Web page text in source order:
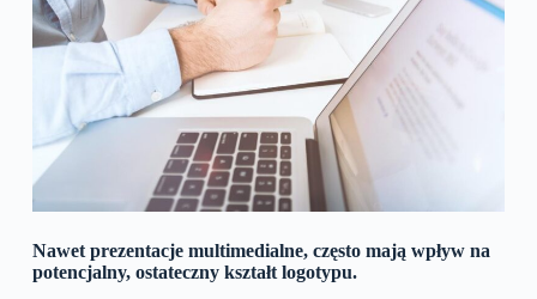
Nawet prezentacje multimedialne, często mają wpływ na
potencjalny, ostateczny kształt logotypu.